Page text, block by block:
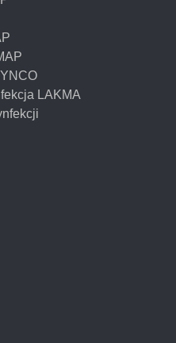
LAKMA